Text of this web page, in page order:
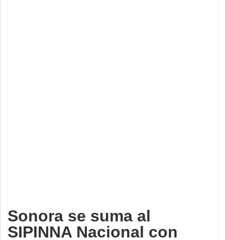
Sonora se suma al
SIPINNA Nacional con